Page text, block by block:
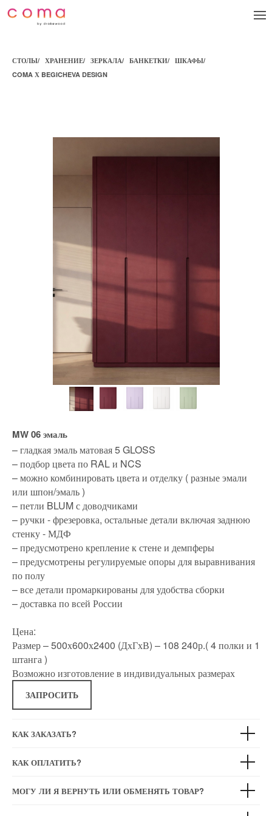
СТОЛЫ/ ХРАНЕНИЕ/ ЗЕРКАЛА/ БАНКЕТКИ/ ШКАФЫ/
COMA Х BEGICHEVA DESIGN
MW 06 эмаль
– гладкая эмаль матовая 5 GLOSS
– подбор цвета по RAL и NCS
– можно комбинировать цвета и отделку ( разные эмали
или шпон/эмаль )
– петли BLUM с доводчиками
– ручки - фрезеровка, остальные детали включая заднюю
стенку - МДФ
– предусмотрено крепление к стене и демпферы
– предусмотрены регулируемые опоры для выравнивания
по полу
– все детали промаркированы для удобства сборки
– доставка по всей России
Цена:
Размер – 500х600х2400 (ДхГхВ) – 108 240р.( 4 полки и 1
штанга )
Возможно изготовление в индивидуальных размерах
ЗАПРОСИТЬ
КАК ЗАКАЗАТЬ?
КАК ОПЛАТИТЬ?
МОГУ ЛИ Я ВЕРНУТЬ ИЛИ ОБМЕНЯТЬ ТОВАР?